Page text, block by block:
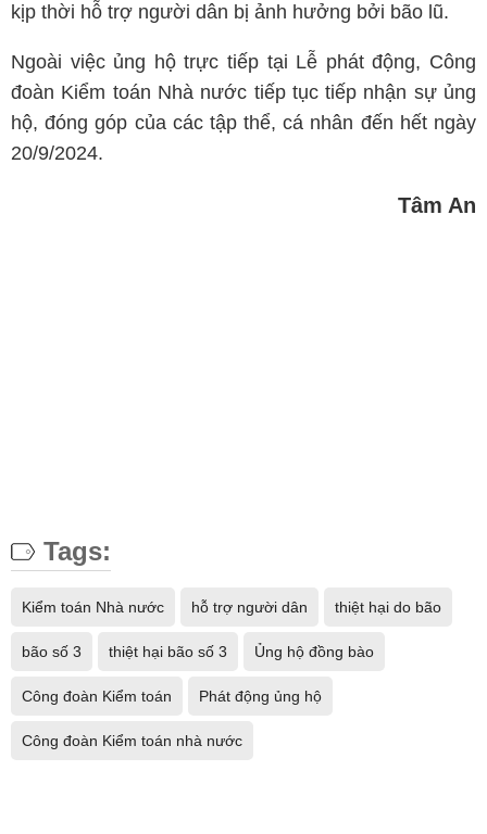
kịp thời hỗ trợ người dân bị ảnh hưởng bởi bão lũ.
Ngoài việc ủng hộ trực tiếp tại Lễ phát động, Công
đoàn Kiểm toán Nhà nước tiếp tục tiếp nhận sự ủng
hộ, đóng góp của các tập thể, cá nhân đến hết ngày
20/9/2024.
Tâm An
Tags:
Kiểm toán Nhà nước hỗ trợ người dân thiệt hại do bão
bão số 3 thiệt hại bão số 3 Ủng hộ đồng bào
Công đoàn Kiểm toán Phát động ủng hộ
Công đoàn Kiểm toán nhà nước